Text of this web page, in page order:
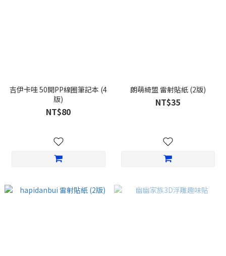
吉伊卡哇 50開PP線圈筆記本 (4
版)
NT$80
朗萌綺盟 雷射貼紙 (2版)
NT$35